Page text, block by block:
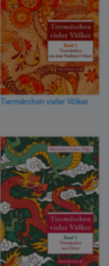
Tiermärchen vieler Völker